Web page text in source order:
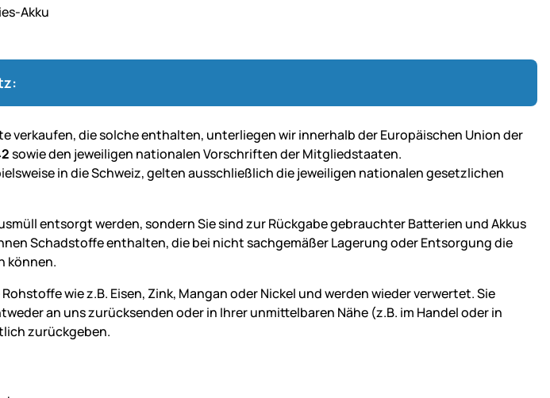
Akku
verkaufen, die solche enthalten, unterliegen wir innerhalb der Europäischen Union der
sowie den jeweiligen nationalen Vorschriften der Mitgliedstaaten.
in die Schweiz, gelten ausschließlich die jeweiligen nationalen gesetzlichen
entsorgt werden, sondern Sie sind zur Rückgabe gebrauchter Batterien und Akkus
Schadstoffe enthalten, die bei nicht sachgemäßer Lagerung oder Entsorgung die
können.
wie z.B. Eisen, Zink, Mangan oder Nickel und werden wieder verwertet. Sie
an uns zurücksenden oder in Ihrer unmittelbaren Nähe (z.B. im Handel oder in
zurückgeben.